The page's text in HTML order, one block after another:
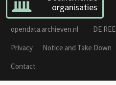
organisaties
opendata.archieven.nl DE REE
Privacy
Notice and Take Down
Contact